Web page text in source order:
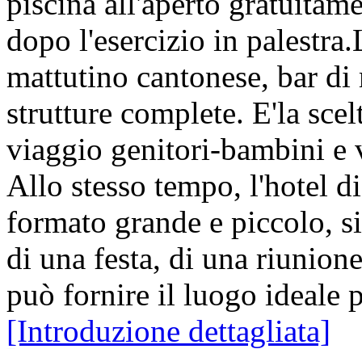
dopo l'esercizio in
mattutino cantonese, bar
strutture complete. E'la
viaggio genitori-bambini e
Allo stesso tempo, l'hotel
formato grande e piccolo,
di una festa, di una
può fornire il luogo ideale
[Introduzione dettagliata]